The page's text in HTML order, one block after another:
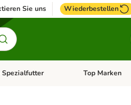
Sie uns Wiederbestellen
Menü öffnen: Weitere Tiere
Spezialfutter Kategorie-Menü
Top Marken